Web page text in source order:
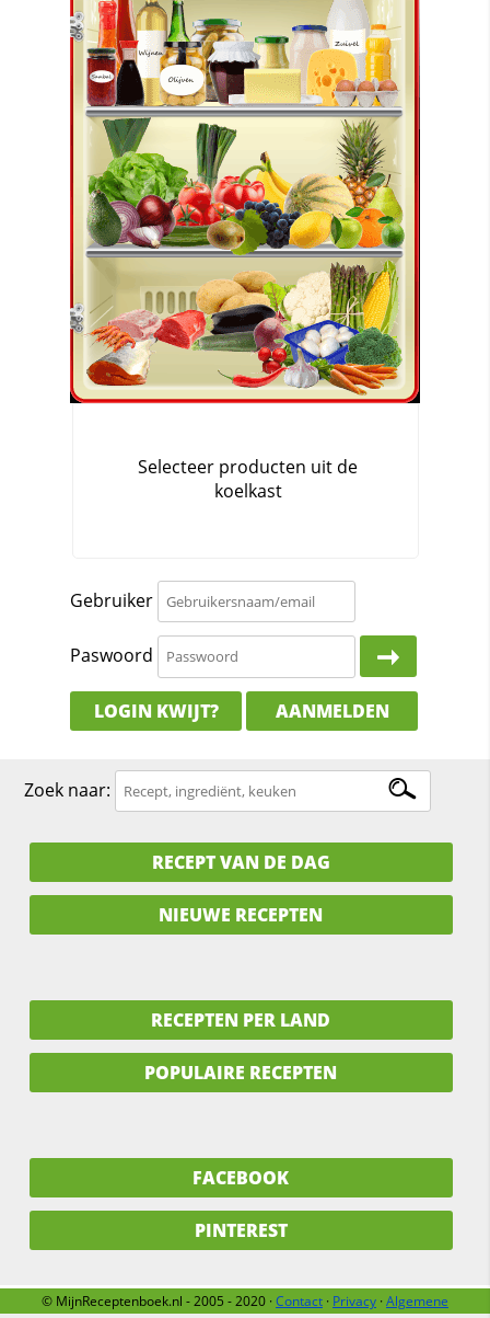
Gebruiker
Paswoord
LOGIN KWIJT? AANMELDEN
Zoek naar:
RECEPT VAN DE DAG
NIEUWE RECEPTEN
RECEPTEN PER LAND
POPULAIRE RECEPTEN
FACEBOOK
PINTEREST
© MijnReceptenboek.nl - 2005 - 2020 ·Contact · Privacy ·Algemene